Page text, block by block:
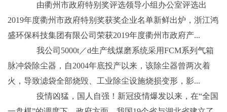
由衢州市政府特别奖评选领导小组办公室评选出
2019年度衢州市政府特别奖获奖企业名单新鲜出炉，浙江鸿
盛环保科技集团有限公司荣获2019年度衢州市政府产...
我公司5000t／d生产线煤磨系统采用FCM系列气箱
脉冲袋除尘器，自2004年底投产以来，该除尘器曾两次着
火，导致滤袋全部烧毁、工业除尘设施烧损变形，影...
疫情凶猛，国人自强！新冠疫情爆发以来，在“全国